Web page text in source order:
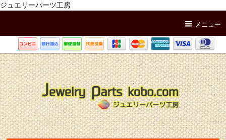
ジュエリーパーツ工房
メニュー